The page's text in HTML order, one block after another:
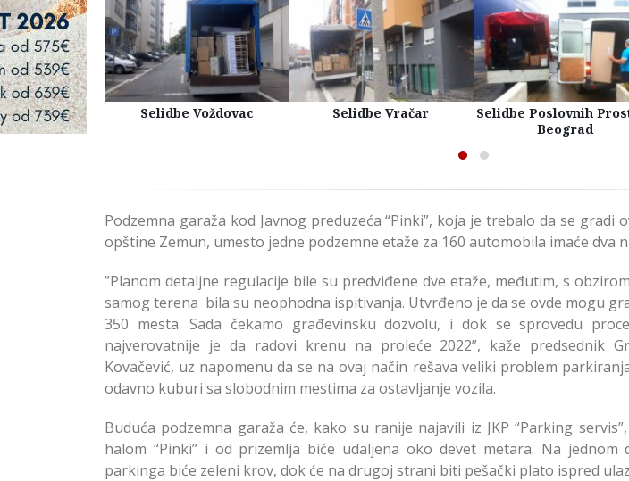
Beograd Selidbe Voždovac Selidbe Vračar
Selidbe Poslovnih
Beograd
Podzemna garaža kod Javnog preduzeća “Pinki”, koja je trebalo da se gradi
opštine Zemun, umesto jedne podzemne etaže za 160 automobila imaće dva
”Planom detaljne regulacije bile su predviđene dve etaže, međutim, s
samog terena bila su neophodna ispitivanja. Utvrđeno je da se ovde mogu
350 mesta. Sada čekamo građevinsku dozvolu, i dok se sprovedu
najverovatnije je da radovi krenu na proleće 2022”, kaže predsednik
Kovačević, uz napomenu da se na ovaj način rešava veliki problem
odavno kuburi sa slobodnim mestima za ostavljanje vozila.
Buduća podzemna garaža će, kako su ranije najavili iz JKP “Parking
halom “Pinki” i od prizemlja biće udaljena oko devet metara. Na
parkinga biće zeleni krov, dok će na drugoj strani biti pešački plato ispred